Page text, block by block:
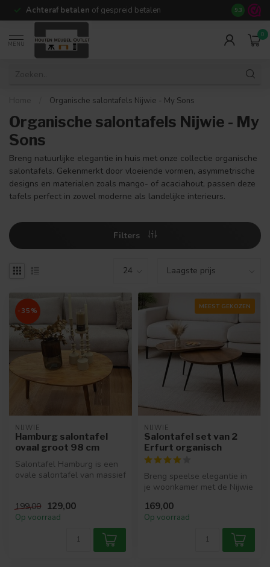
Achteraf betalen of gespreid betalen 14 dagen
9.3
MENU
0
Home Organische salontafels Nijwie - My Sons
Organische salontafels Nijwie - My
Sons
Breng natuurlijke elegantie in huis met onze collectie organische
salontafels. Gekenmerkt door vloeiende vormen, asymmetrische
designs en materialen zoals mango- of acaciahout, passen deze
tafels perfect in zowel moderne als landelijke interieurs.
Filters
-35%
NIJWIE
Hamburg salontafel
ovaal groot 98 cm
Salontafel Hamburg is een
ovale salontafel van massief
199,00 129,00
Op voorraad
MEEST GEKOZEN
NIJWIE
Salontafel set van 2
Erfurt organisch
Breng speelse elegantie in
je woonkamer met de Nijwie
169,00
Op voorraad